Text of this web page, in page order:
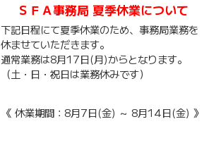
ＳＦＡ事務局 夏季休業について
下記日程にて夏季休業のため、事務局業務を
休ませていただきます。
通常業務は8月17日(月)からとなります。
（土・日・祝日は業務休みです）
《 休業期間：8月7日(金) ～ 8月14日(金) 》